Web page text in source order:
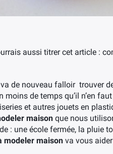
aussi titrer cet article :
de nouveau falloir trouver
de temps qu’il n’en
et autres jouets en
maison que nous
: une école fermée, la pluie
modeler maison va vous